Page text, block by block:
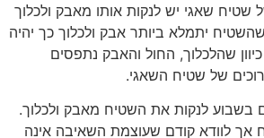
שטיח שאגי יש לנקות אותו מאבק ולכלוך
יתמלא ביותר אבק ולכלוך כך יהיה
שהלכלוך, החול והאבק נתפסים
של שטיח השאגי.
בשבוע לנקות את השטיח מאבק ולכלוך.
אך לוודא קודם שעוצמת השאיבה אינה